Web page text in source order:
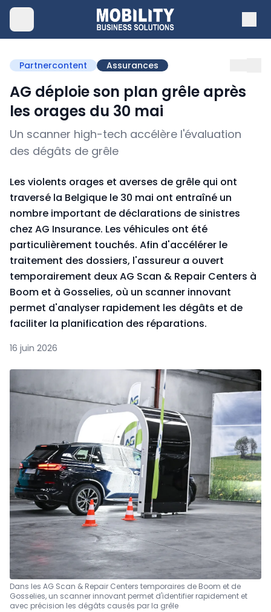
Partnercontent Assurances
AG déploie son plan grêle après
les orages du 30 mai
Un scanner high-tech accélère l'évaluation
des dégâts de grêle
Les violents orages et averses de grêle qui ont
traversé la Belgique le 30 mai ont entraîné un
nombre important de déclarations de sinistres
chez AG Insurance. Les véhicules ont été
particulièrement touchés. Afin d'accélérer le
traitement des dossiers, l'assureur a ouvert
temporairement deux AG Scan & Repair Centers à
Boom et à Gosselies, où un scanner innovant
permet d'analyser rapidement les dégâts et de
faciliter la planification des réparations.
16 juin 2026
Dans les AG Scan & Repair Centers temporaires de Boom et de
Gosselies, un scanner innovant permet d'identifier rapidement et
avec précision les dégâts causés par la grêle